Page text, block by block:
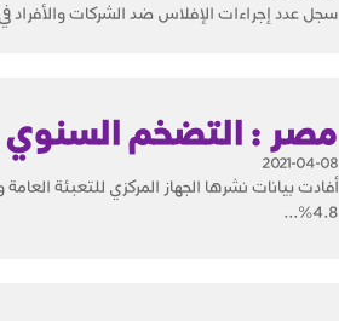
سجل عدد إجراءات الإفلاس ضد الشركات والأفراد في سويسرا هبوطا في 2020 مقارنة بالعام
مصر : التضخم السنوي يسجل 4.8
2021-04-08
أفادت بيانات نشرها الجهاز المركزي للتعبئة
4.8%...